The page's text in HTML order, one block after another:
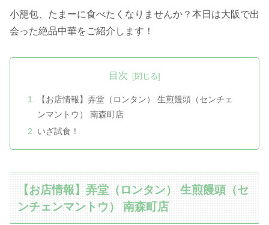
小籠包、たまーに食べたくなりませんか？本日は大阪で出
会った絶品中華をご紹介します！
目次
【お店情報】弄堂（ロンタン） 生煎饅頭（センチェ
ンマントウ） 南森町店
いざ試食！
【お店情報】弄堂（ロンタン） 生煎饅頭（セ
ンチェンマントウ） 南森町店